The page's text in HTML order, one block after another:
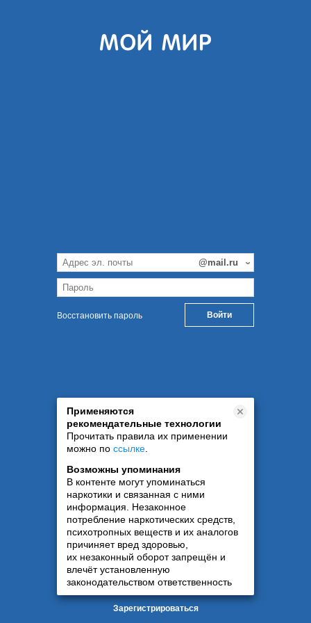
Восстановить пароль
Применяются
рекомендательные технологии
Прочитать правила их применении
можно по ссылке
Возможны упоминания
В контенте могут упоминаться
наркотики и связанная с ними
информация. Незаконное
потребление наркотических средств,
психотропных веществ и их аналогов
причиняет вред здоровью,
их незаконный оборот запрещён и
влечёт установленную
законодательством ответственность
Зарегистрироваться